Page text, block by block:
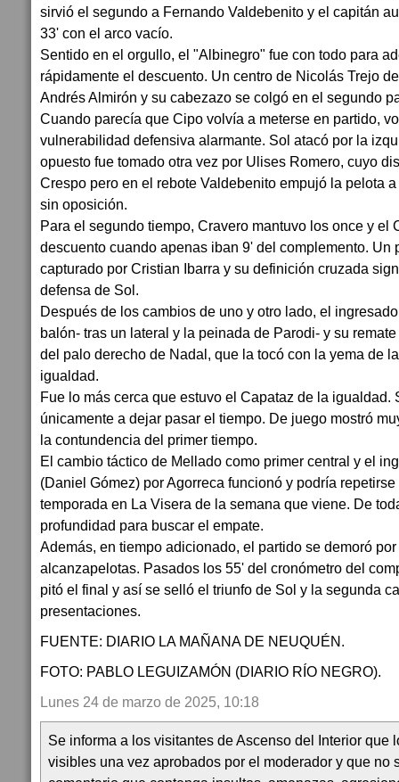
sirvió el segundo a Fernando Valdebenito y el capitán
33' con el arco vacío.
Sentido en el orgullo, el "Albinegro" fue con todo para
rápidamente el descuento. Un centro de Nicolás Trejo
Andrés Almirón y su cabezazo se colgó en el segundo
Cuando parecía que Cipo volvía a meterse en partido,
vulnerabilidad defensiva alarmante. Sol atacó por la
opuesto fue tomado otra vez por Ulises Romero, cuyo
Crespo pero en el rebote Valdebenito empujó la pelota
sin oposición.
Para el segundo tiempo, Cravero mantuvo los once y el
descuento cuando apenas iban 9' del complemento. Un
capturado por Cristian Ibarra y su definición cruzada
defensa de Sol.
Después de los cambios de uno y otro lado, el
balón- tras un lateral y la peinada de Parodi- y su
del palo derecho de Nadal, que la tocó con la yema de
igualdad.
Fue lo más cerca que estuvo el Capataz de la igualdad.
únicamente a dejar pasar el tiempo. De juego mostró
la contundencia del primer tiempo.
El cambio táctico de Mellado como primer central y el
(Daniel Gómez) por Agorreca funcionó y podría
temporada en La Visera de la semana que viene. De
profundidad para buscar el empate.
Además, en tiempo adicionado, el partido se demoró
alcanzapelotas. Pasados los 55' del cronómetro del
pitó el final y así se selló el triunfo de Sol y la segunda
presentaciones.
FUENTE: DIARIO LA MAÑANA DE NEUQUÉN.
FOTO: PABLO LEGUIZAMÓN (DIARIO RÍO NEGRO).
Lunes 24 de marzo de 2025, 10:18
Se informa a los visitantes de Ascenso del Interior que
visibles una vez aprobados por el moderador y que no